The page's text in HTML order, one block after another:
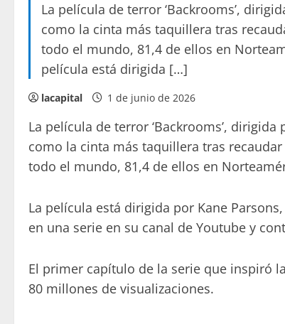
La película de terror ‘Backrooms’,
como la cinta más taquillera tras
todo el mundo, 81,4 de ellos en
película está dirigida […]
lacapital 1 de junio de 2026
La película de terror ‘Backrooms’,
como la cinta más taquillera tras
todo el mundo, 81,4 de ellos en
La película está dirigida por Kane
en una serie en su canal de Youtube y
El primer capítulo de la serie que inspiró
80 millones de visualizaciones.